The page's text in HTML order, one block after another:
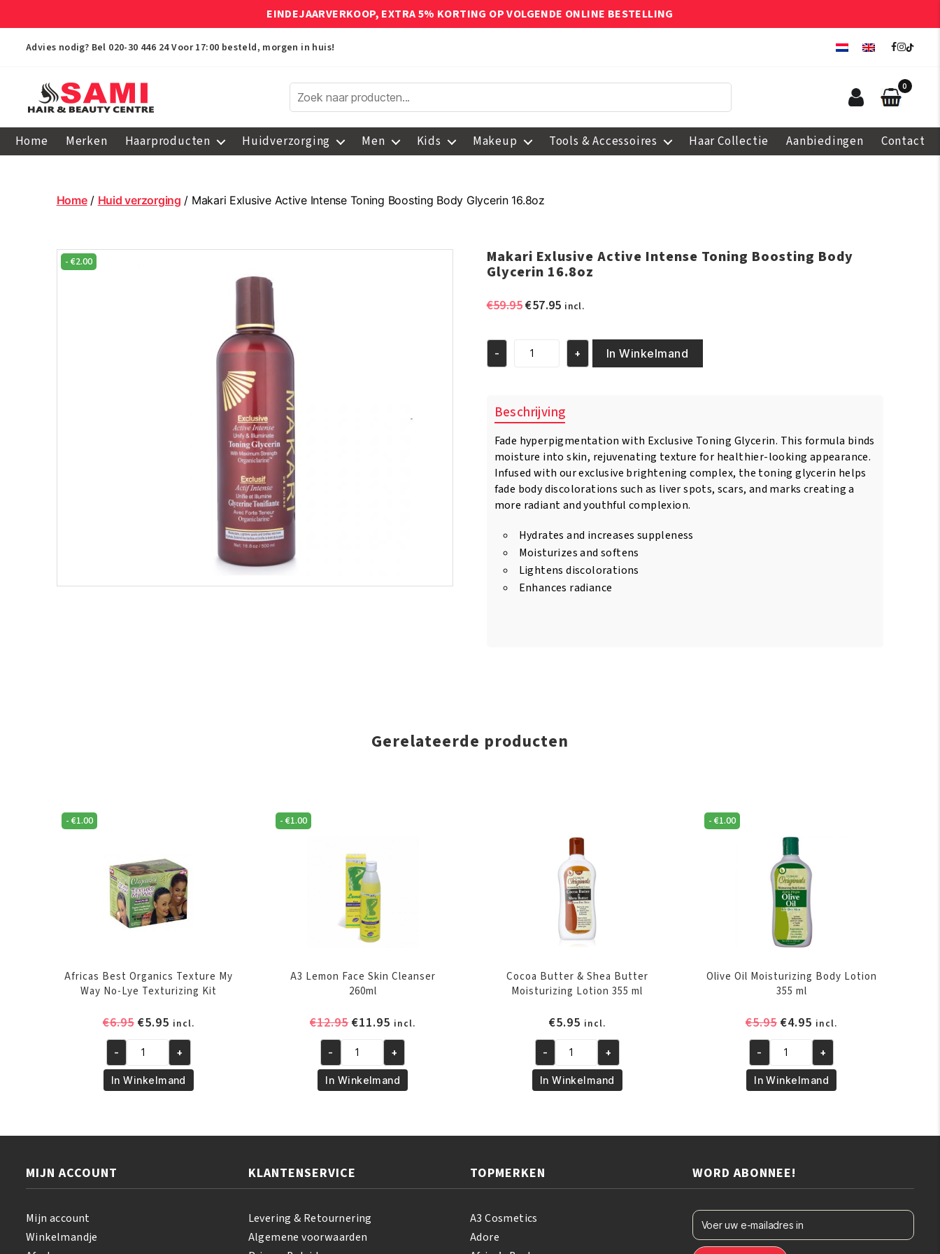
EINDEJAARVERKOOP, EXTRA 5% KORTING OP VOLGENDE ONLINE BESTELLING
Advies nodig? Bel 020-30 446 24 Voor 17:00 besteld, morgen in huis!
Hair
Centre
0
Home Merken Haarproducten Huidverzorging Men Kids Makeup Tools & Accessoires Haar Collectie Aanbiedingen Contact
Home/ Huid verzorging / Makari Exlusive Active Intense Toning Boosting Body Glycerin 16.8oz
- €2.00 Makari Exlusive Active Intense Toning Boosting Body
Glycerin 16.8oz
€59.95Oorspronkelijke
€59.95.
€57.95Huidige
is:
€57.95.
incl.
Makari
Toning
Body
Glycerin
16.8oz
aantal
- + In Winkelmand
Beschrijving
Fade hyperpigmentation with Exclusive Toning Glycerin. This formula binds
moisture into skin, rejuvenating texture for healthier-looking appearance.
Infused with our exclusive brightening complex, the toning glycerin helps
fade body discolorations such as liver spots, scars, and marks creating a
more radiant and youthful complexion.
Hydrates and increases suppleness
Moisturizes and softens
Lightens discolorations
Enhances radiance
Gerelateerde producten
- €1.00
Africas Best Organics Texture My
Way No-Lye Texturizing Kit
€6.95 Oorspronkelijke
was:
€6.95.
€5.95Huidige
prijs
is:
€5.95.
incl.
Africas
Best
Organics
Lye
Texturizing
- +
In Winkelmand
-€1.00
A3 Lemon Face Skin Cleanser
260ml
€12.95Oorspronkelijke
was:
€12.95.
€11.95 Huidige
prijs
is:
€11.95.
incl.
A3
Lemon
Face
- +
In Winkelmand
Cocoa Butter & Shea Butter
Moisturizing Lotion 355 ml
€5.95 incl.
Cocoa
Butter
&
355
ml
- +
In Winkelmand
-€1.00
Olive Oil Moisturizing Body Lotion
355 ml
€5.95 Oorspronkelijke
was:
€5.95.
€4.95 Huidige
prijs
is:
€4.95.
incl.
Olive
Oil
Moisturizing
aantal
- +
In Winkelmand
MIJN ACCOUNT
Mijn account
Winkelmandje
KLANTENSERVICE
Levering & Retournering
Algemene voorwaarden
TOPMERKEN
A3 Cosmetics
Adore
WORD ABONNEE!